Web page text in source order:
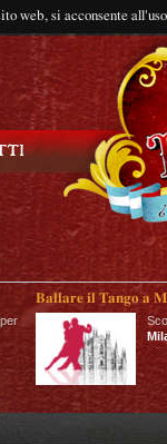
web, si acconsente
Ballare il Tango a